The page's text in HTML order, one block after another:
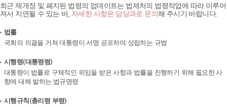
최근 제개정 및 폐지된 법령의 업데이트는 법제처의 법령작업에 따라 이루어
져서 지연될 수 있는 바, 자세한 사항은 담당과로 문의해 주시기 바랍니다.
법률
국회의 의결을 거쳐 대통령이 서명 공포하여 성립하는 규범
시행령(대통령령)
대통령이 법률로 구체적인 위임을 받은 사항과 법률을 진행하기 위해 필요한 사
항에 대해 발하는 법규명령
시행규칙(총리령 부령)